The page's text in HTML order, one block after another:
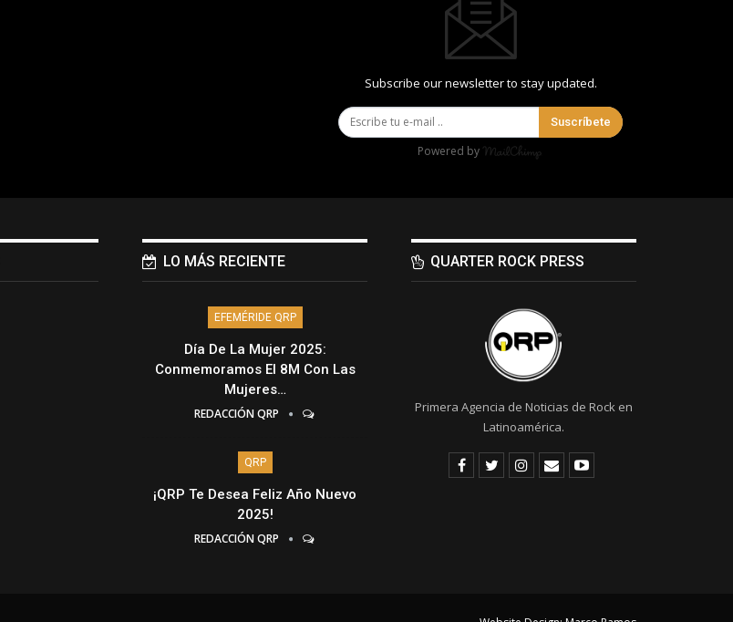
Subscribe our newsletter to stay updated.
Suscríbete
Powered by
LO MÁS RECIENTE
EFEMÉRIDE QRP
Día De La Mujer 2025:
Conmemoramos El 8M Con Las
Mujeres…
REDACCIÓN QRP
QRP
¡QRP Te Desea Feliz Año Nuevo
2025!
REDACCIÓN QRP
QUARTER ROCK PRESS
Primera Agencia de Noticias de Rock en
Latinoamérica.